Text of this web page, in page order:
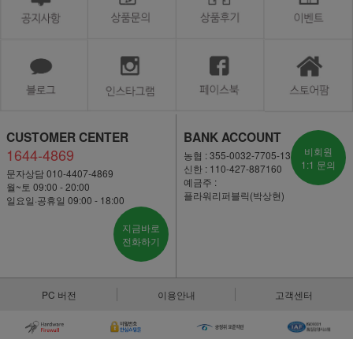
CUSTOMER CENTER
1644-4869
문자상담 010-4407-4869
월~토 09:00 - 20:00
일요일·공휴일 09:00 - 18:00
지금바로
전화하기
BANK ACCOUNT
농협 : 355-0032-7705-13
신한 : 110-427-887160
예금주 :
플라워리퍼블릭(박상현)
비회원
1:1 문의
PC 버전 이용안내 고객센터